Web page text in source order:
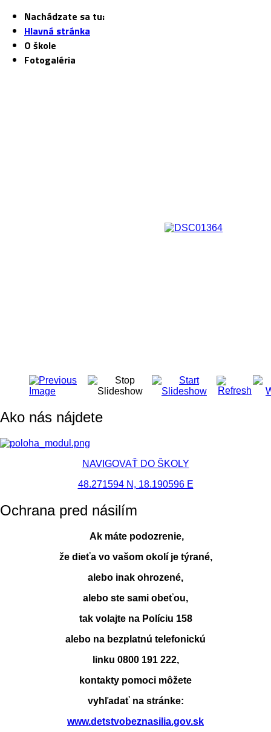
Nachádzate sa tu:
Hlavná stránka
O škole
Fotogaléria
Ako nás nájdete
NAVIGOVAŤ DO ŠKOLY
48.271594 N, 18.190596 E
Ochrana pred násilím
Ak máte podozrenie,
že dieťa vo vašom okolí je týrané,
alebo inak ohrozené,
alebo ste sami obeťou,
tak volajte na Políciu 158
alebo na bezplatnú telefonickú
linku 0800 191 222,
kontakty pomoci môžete
vyhľadať na stránke:
www.detstvobeznasilia.gov.sk